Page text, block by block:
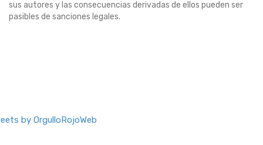
sus autores y las consecuencias derivadas de ellos pueden ser
pasibles de sanciones legales.
by OrgulloRojoWeb